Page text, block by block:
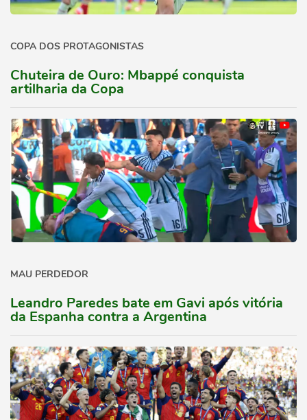
COPA DOS PROTAGONISTAS
Chuteira de Ouro: Mbappé conquista
artilharia da Copa
MAU PERDEDOR
Leandro Paredes bate em Gavi após vitória
da Espanha contra a Argentina